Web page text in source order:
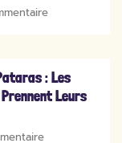
: Les
Leurs